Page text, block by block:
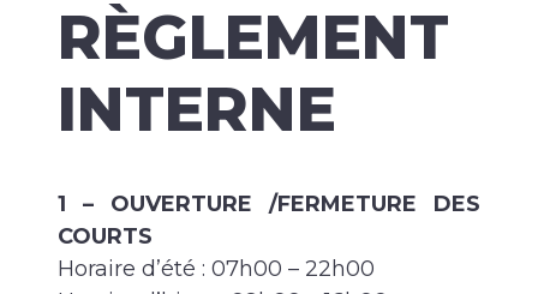
RÈGLEMENT
INTERNE
1 – OUVERTURE /FERMETURE DES
COURTS
Horaire d’été : 07h00 – 22h00